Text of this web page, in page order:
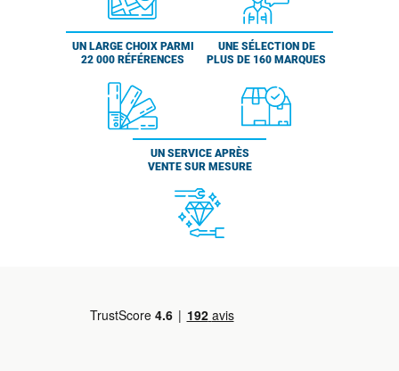
UN LARGE CHOIX PARMI
22 000 RÉFÉRENCES
UNE SÉLECTION DE
PLUS DE 160 MARQUES
UN SERVICE APRÈS
VENTE SUR MESURE